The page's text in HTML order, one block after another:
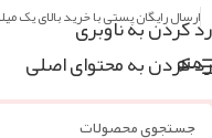
رد کردن به ناوبری
رد کردن به محتوای اصلی
ارسال رایگان پستی با خرید بالای یک
منو